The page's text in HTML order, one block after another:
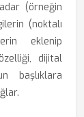
(örneğin
(noktalı
eklenip
dijital
başlıklara